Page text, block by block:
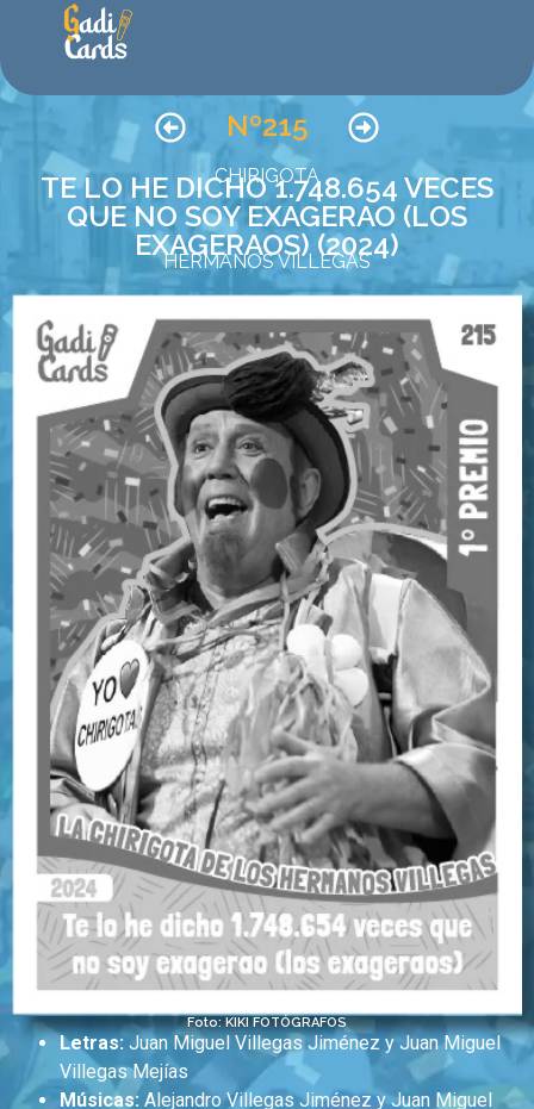
Nº215
CHIRIGOTA
TE LO HE DICHO 1.748.654 VECES
QUE NO SOY EXAGERAO (LOS
EXAGERAOS) (2024)
HERMANOS VILLEGAS
Foto: KIKI FOTÓGRAFOS
Letras: Juan Miguel Villegas Jiménez y Juan Miguel
Villegas Mejías
Músicas: Alejandro Villegas Jiménez y Juan Miguel